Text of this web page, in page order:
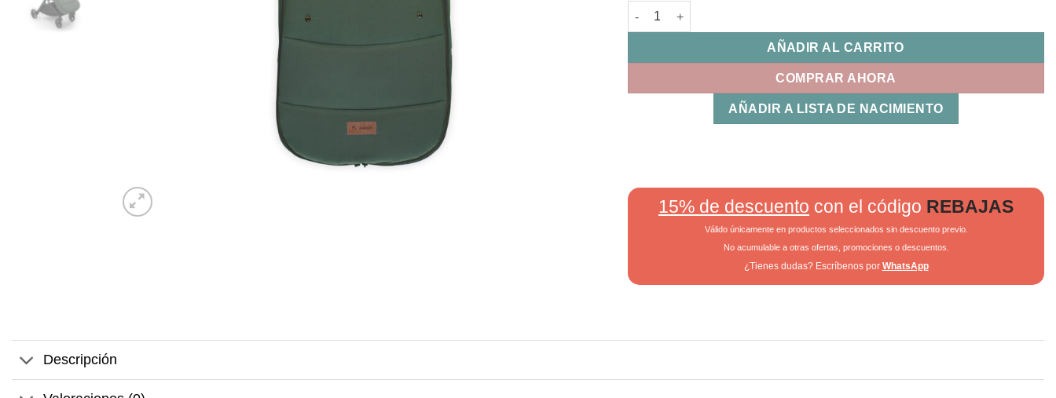
Saco Universal Silla Dart Botanic Jane cantidad
AÑADIR AL CARRITO
COMPRAR AHORA
AÑADIR A LISTA DE NACIMIENTO
15% de descuento con el código REBAJAS
Válido únicamente en productos seleccionados sin descuento previo.
No acumulable a otras ofertas, promociones o descuentos.
¿Tienes dudas? Escríbenos por WhatsApp
Descripción